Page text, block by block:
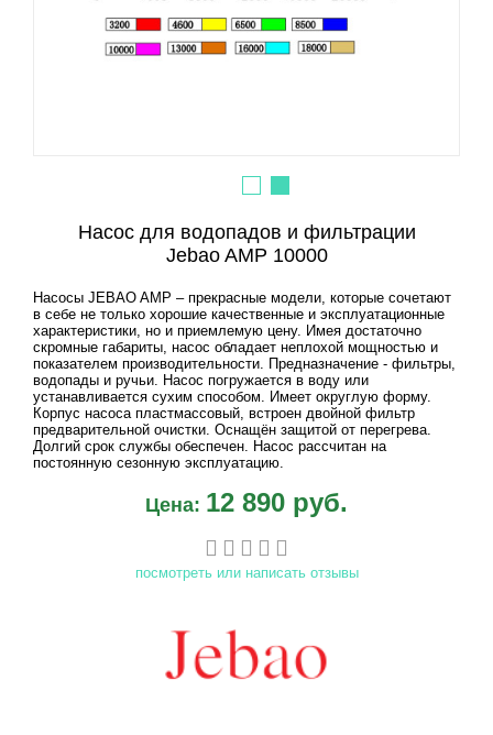
Насос для водопадов и фильтрации
Jebao AMP 10000
Насосы JEBAO AMP – прекрасные модели, которые сочетают
в себе не только хорошие качественные и эксплуатационные
характеристики, но и приемлемую цену. Имея достаточно
скромные габариты, насос обладает неплохой мощностью и
показателем производительности. Предназначение - фильтры,
водопады и ручьи. Насос погружается в воду или
устанавливается сухим способом. Имеет округлую форму.
Корпус насоса пластмассовый, встроен двойной фильтр
предварительной очистки. Оснащён защитой от перегрева.
Долгий срок службы обеспечен. Насос рассчитан на
постоянную сезонную эксплуатацию.
Цена: 12 890 руб.
посмотреть или написать отзывы